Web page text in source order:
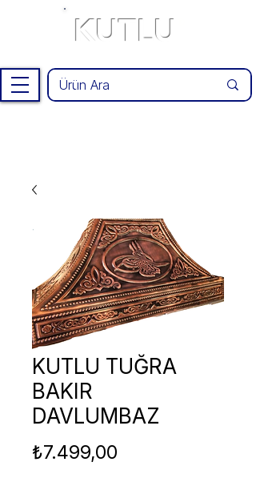
KUTLU
KUTLU TUĞRA
BAKIR
DAVLUMBAZ
₺7.499,00